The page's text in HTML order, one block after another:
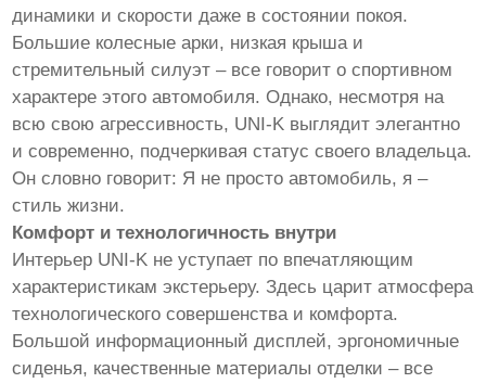
динамики и скорости даже в состоянии покоя.
Большие колесные арки, низкая крыша и
стремительный силуэт – все говорит о спортивном
характере этого автомобиля. Однако, несмотря на
всю свою агрессивность, UNI-K выглядит элегантно
и современно, подчеркивая статус своего владельца.
Он словно говорит: Я не просто автомобиль, я –
стиль жизни.
Комфорт и технологичность внутри
Интерьер UNI-K не уступает по впечатляющим
характеристикам экстерьеру. Здесь царит атмосфера
технологического совершенства и комфорта.
Большой информационный дисплей, эргономичные
сиденья, качественные материалы отделки – все